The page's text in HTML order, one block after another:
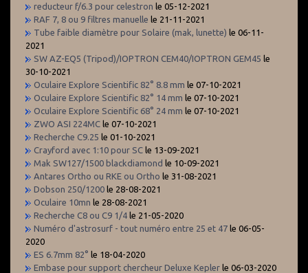
reducteur f/6.3 pour celestron le 05-12-2021
RAF 7, 8 ou 9 filtres manuelle le 21-11-2021
Tube faible diamètre pour Solaire (mak, lunette) le 06-11-
2021
SW AZ-EQ5 (Tripod)/IOPTRON CEM40/IOPTRON GEM45 le
30-10-2021
Oculaire Explore Scientific 82° 8.8 mm le 07-10-2021
Oculaire Explore Scientific 82° 14 mm le 07-10-2021
Oculaire Explore Scientific 68° 24 mm le 07-10-2021
ZWO ASI 224MC le 07-10-2021
Recherche C9.25 le 01-10-2021
Crayford avec 1:10 pour SC le 13-09-2021
Mak SW127/1500 blackdiamond le 10-09-2021
Antares Ortho ou RKE ou Ortho le 31-08-2021
Dobson 250/1200 le 28-08-2021
Oculaire 10mn le 28-08-2021
Recherche C8 ou C9 1/4 le 21-05-2020
Numéro d'astrosurf - tout numéro entre 25 et 47 le 06-05-
2020
ES 6.7mm 82° le 18-04-2020
Embase pour support chercheur Deluxe Kepler le 06-03-2020